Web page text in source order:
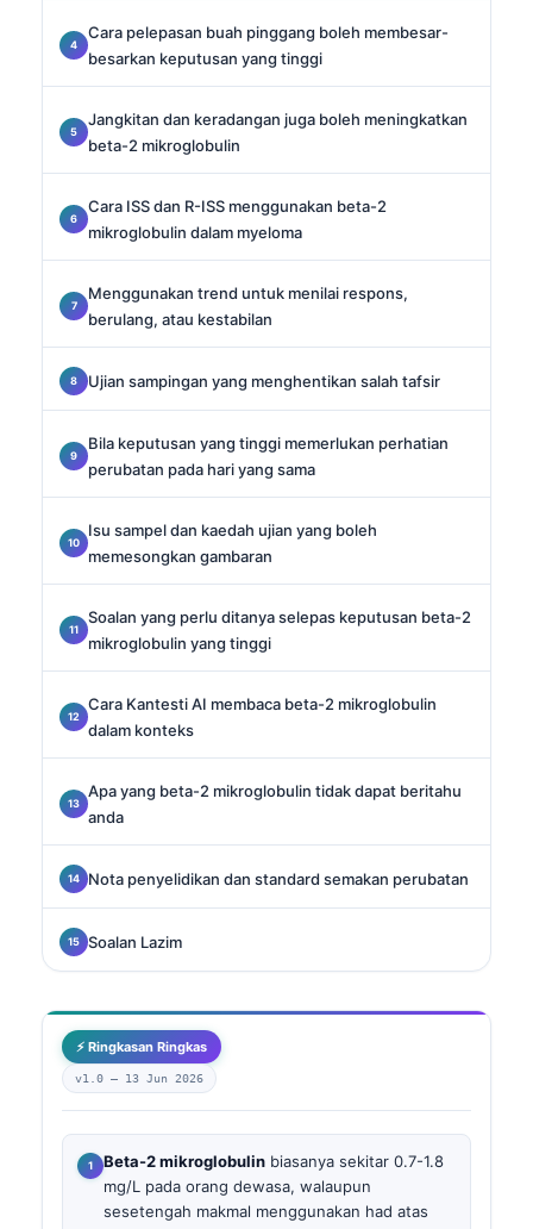
Cara pelepasan buah pinggang boleh membesar-
besarkan keputusan yang tinggi
Jangkitan dan keradangan juga boleh meningkatkan
beta-2 mikroglobulin
Cara ISS dan R-ISS menggunakan beta-2
mikroglobulin dalam myeloma
Menggunakan trend untuk menilai respons,
berulang, atau kestabilan
Ujian sampingan yang menghentikan salah tafsir
Bila keputusan yang tinggi memerlukan perhatian
perubatan pada hari yang sama
Isu sampel dan kaedah ujian yang boleh
memesongkan gambaran
Soalan yang perlu ditanya selepas keputusan beta-2
mikroglobulin yang tinggi
Cara Kantesti AI membaca beta-2 mikroglobulin
dalam konteks
Apa yang beta-2 mikroglobulin tidak dapat beritahu
anda
Nota penyelidikan dan standard semakan perubatan
Soalan Lazim
⚡ Ringkasan Ringkas
v1.0 — 13 Jun 2026
Beta-2 mikroglobulin biasanya sekitar 0.7-1.8
mg/L pada orang dewasa, walaupun
sesetengah makmal menggunakan had atas